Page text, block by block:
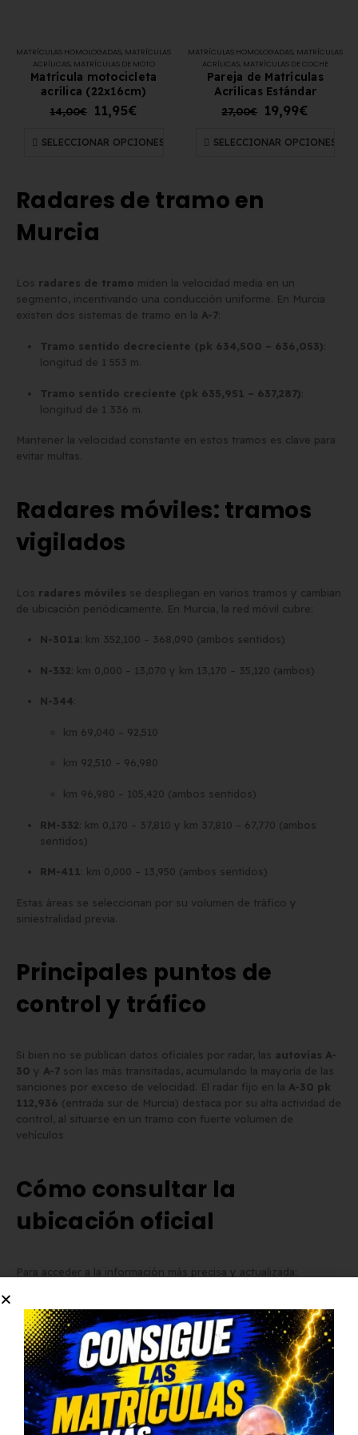
MATRÍCULAS HOMOLOGADAS, MATRÍCULAS
ACRÍLICAS, MATRÍCULAS DE MOTO
Matrícula motocicleta
acrílica (22x16cm)
14,00€ 11,95€
SELECCIONAR OPCIONES
MATRÍCULAS HOMOLOGADAS, MATRÍCULAS
ACRÍLICAS, MATRÍCULAS DE COCHE
Pareja de Matrículas
Acrílicas Estándar
27,00€ 19,99€
SELECCIONAR OPCIONES
Radares de tramo en
Murcia
Los radares de tramo miden la velocidad media en un
segmento, incentivando una conducción uniforme. En Murcia
existen dos sistemas de tramo en la A-7
Tramo sentido decreciente (pk 634,500 – 636,053)
longitud de 1 553 m.
Tramo sentido creciente (pk 635,951 – 637,287)
longitud de 1 336 m.
Mantener la velocidad constante en estos tramos es clave para
evitar multas.
Radares móviles: tramos
vigilados
Los radares móviles se despliegan en varios tramos y cambian
de ubicación periódicamente. En Murcia, la red móvil cubre:
N-301a : km 352,100 – 368,090 (ambos sentidos)
N-332 : km 0,000 – 13,070 y km 13,170 – 35,120 (ambos)
N-344
km 69,040 – 92,510
km 92,510 – 96,980
km 96,980 – 105,420 (ambos sentidos)
RM-332 : km 0,170 – 37,810 y km 37,810 – 67,770 (ambos
sentidos)
RM-411 : km 0,000 – 13,950 (ambos sentidos)
Estas áreas se seleccionan por su volumen de tráfico y
siniestralidad previa.
Principales puntos de
control y tráfico
Si bien no se publican datos oficiales por radar, las autovías A-
30 y A-7 son las más transitadas, acumulando la mayoría de las
sanciones por exceso de velocidad. El radar fijo en la A-30 pk
112,936 (entrada sur de Murcia) destaca por su alta actividad de
control, al situarse en un tramo con fuerte volumen de
vehículos
Cómo consultar la
ubicación oficial
Para acceder a la información más precisa y actualizada:
Sitio:infocar.dgt.es→ “Ubicación de radares”.
DescargaelInforme de Cinemómetros
en PDF con
coordenadas, tipo de radar y fecha de actualización.
Mapa interactivo : integra la capa de radares en tu GPS o
app de navegación.